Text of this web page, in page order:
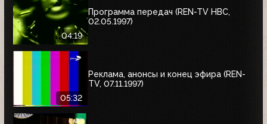
04:19
Программа передач (REN-TV НВС,
02.05.1997)
05:32
Реклама, анонсы и конец эфира (REN-
TV, 07.11.1997)